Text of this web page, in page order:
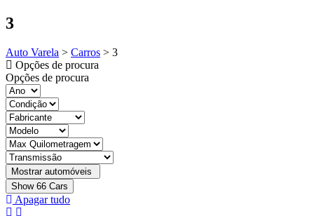
3
Auto Varela > Carros > 3
Opções de procura
Opções de procura
Show 66 Cars
Apagar tudo